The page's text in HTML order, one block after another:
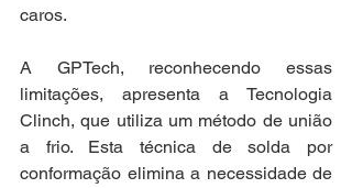
caros.
A GPTech, reconhecendo essas
limitações, apresenta a Tecnologia
Clinch, que utiliza um método de união
a frio. Esta técnica de solda por
conformação elimina a necessidade de